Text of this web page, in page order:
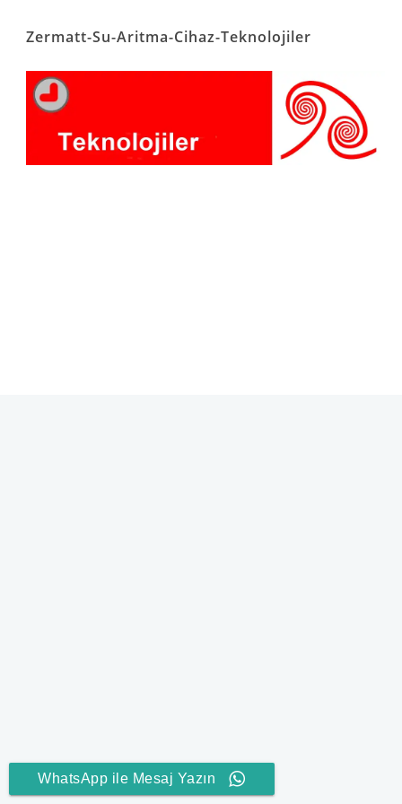
Zermatt-Su-Aritma-Cihaz-Teknolojiler
WhatsApp ile Mesaj Yazın